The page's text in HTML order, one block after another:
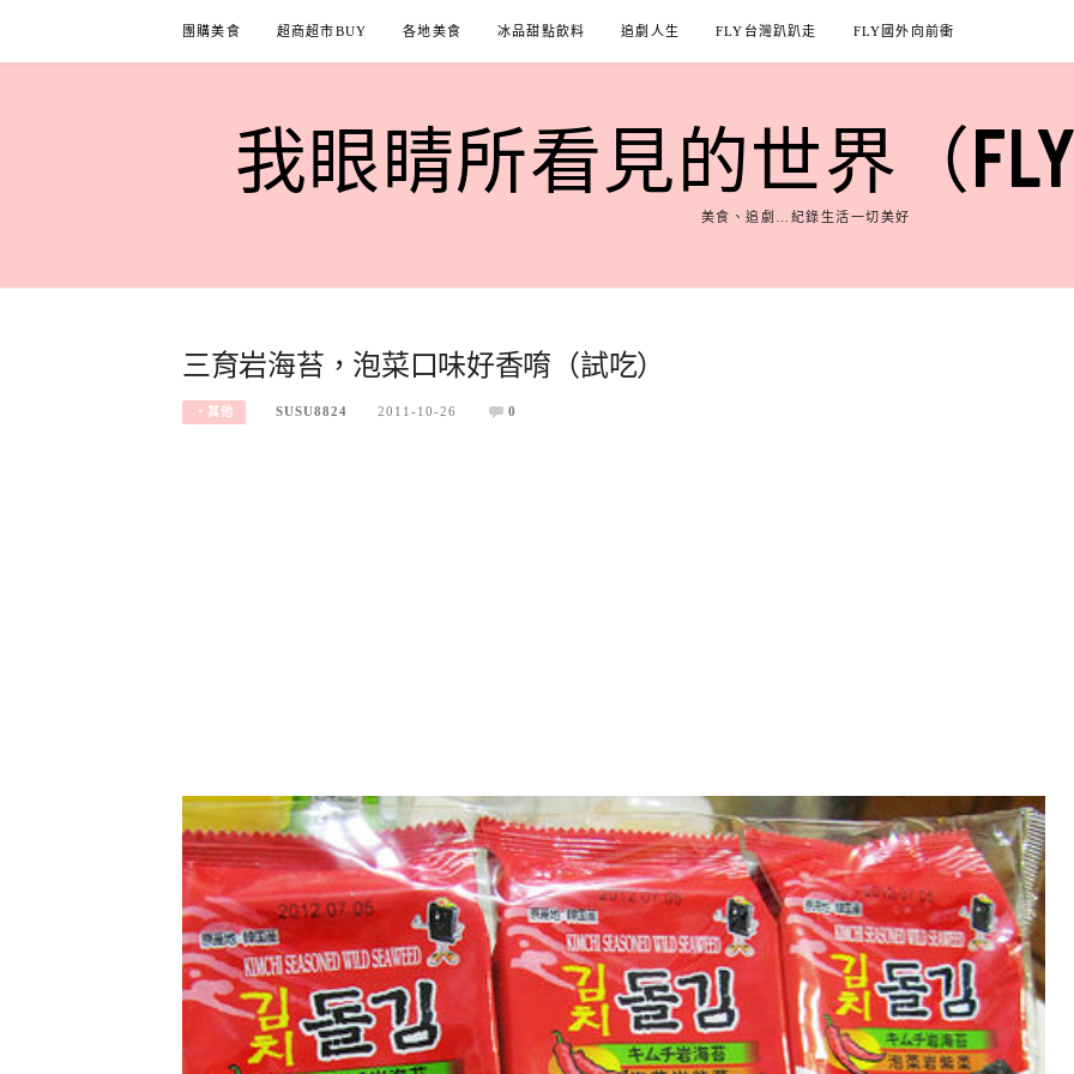
content
團購美食 超商超市BUY 各地美食 冰品甜點飲料 追劇人生 FLY台灣趴趴走 FLY國外向前衝
我眼睛所看見的世界（
美食、追劇…紀錄生活一切美好
三育岩海苔，泡菜口味好香唷（試吃）
‧其他 SUSU8824 2011-10-26 0